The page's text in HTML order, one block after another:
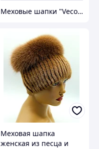
Меховые шапки "Vecons"
Меховая шапка
женская из песца и